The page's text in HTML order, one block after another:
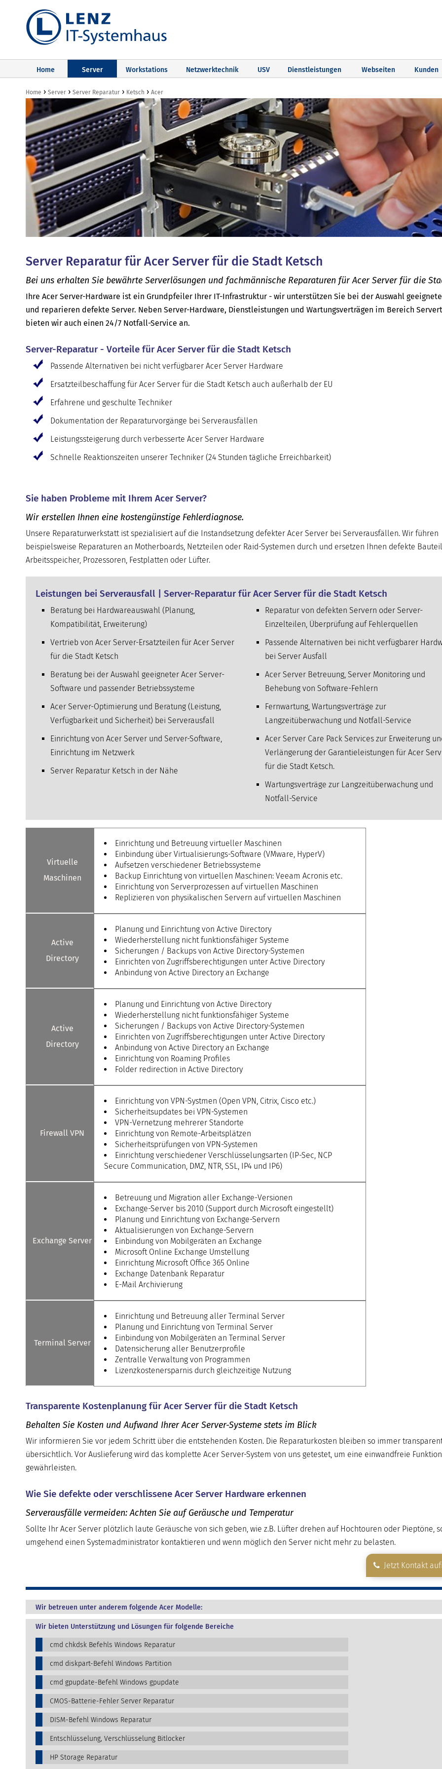
Home Server Workstations Netzwerktechnik USV Dienstleistungen Webseiten Kunden
Home › Server › Server Reparatur › Ketsch › Acer
Server Reparatur für Acer Server für die Stadt Ketsch
Bei uns erhalten Sie bewährte Serverlösungen und fachmännische Reparaturen für Acer Server für die
Ihre Acer Server-Hardware ist ein Grundpfeiler Ihrer IT-Infrastruktur - wir unterstützen Sie bei der Auswahl
und reparieren defekte Server. Neben Server-Hardware, Dienstleistungen und Wartungsverträgen im Bereich
bieten wir auch einen 24/7 Notfall-Service an.
Server-Reparatur - Vorteile für Acer Server für die Stadt Ketsch
Passende Alternativen bei nicht verfügbarer Acer Server Hardware
Ersatzteilbeschaffung für Acer Server für die Stadt Ketsch auch außerhalb der EU
Erfahrene und geschulte Techniker
Dokumentation der Reparaturvorgänge bei Serverausfällen
Leistungssteigerung durch verbesserte Acer Server Hardware
Schnelle Reaktionszeiten unserer Techniker (24 Stunden tägliche Erreichbarkeit)
Sie haben Probleme mit Ihrem Acer Server?
Wir erstellen Ihnen eine kostengünstige Fehlerdiagnose.
Unsere Reparaturwerkstatt ist spezialisiert auf die Instandsetzung defekter Acer Server bei Serverausfällen. Wir führen
beispielsweise Reparaturen an Motherboards, Netzteilen oder Raid-Systemen durch und ersetzen Ihnen defekte
Arbeitsspeicher, Prozessoren, Festplatten oder Lüfter.
Leistungen bei Serverausfall | Server-Reparatur für Acer Server für die Stadt Ketsch
Beratung bei Hardwareauswahl (Planung,
Kompatibilität, Erweiterung)
Vertrieb von Acer Server-Ersatzteilen für Acer Server
für die Stadt Ketsch
Beratung bei der Auswahl geeigneter Acer Server-
Software und passender Betriebssysteme
Acer Server-Optimierung und Beratung (Leistung,
Verfügbarkeit und Sicherheit) bei Serverausfall
Einrichtung von Acer Server und Server-Software,
Einrichtung im Netzwerk
Server Reparatur Ketsch in der Nähe
Reparatur von defekten Servern oder Server-
Einzelteilen, Überprüfung auf Fehlerquellen
Passende Alternativen bei nicht verfügbarer
bei Server Ausfall
Acer Server Betreuung, Server Monitoring und
Behebung von Software-Fehlern
Fernwartung, Wartungsverträge zur
Langzeitüberwachung und Notfall-Service
Acer Server Care Pack Services zur Erweiterung
Verlängerung der Garantieleistungen für Acer
für die Stadt Ketsch.
Wartungsverträge zur Langzeitüberwachung und
Notfall-Service
Virtuelle
Maschinen
Einrichtung und Betreuung virtueller Maschinen
Einbindung über Virtualisierungs-Software (VMware, HyperV)
Aufsetzen verschiedener Betriebssysteme
Backup Einrichtung von virtuellen Maschinen: Veeam Acronis etc.
Einrichtung von Serverprozessen auf virtuellen Maschinen
Replizieren von physikalischen Servern auf virtuellen Maschinen
Active
Directory
Planung und Einrichtung von Active Directory
Wiederherstellung nicht funktionsfähiger Systeme
Sicherungen / Backups von Active Directory-Systemen
Einrichten von Zugriffsberechtigungen unter Active Directory
Anbindung von Active Directory an Exchange
Active
Directory
Planung und Einrichtung von Active Directory
Wiederherstellung nicht funktionsfähiger Systeme
Sicherungen / Backups von Active Directory-Systemen
Einrichten von Zugriffsberechtigungen unter Active Directory
Anbindung von Active Directory an Exchange
Einrichtung von Roaming Profiles
Folder redirection in Active Directory
Firewall VPN
Einrichtung von VPN-Systmen (Open VPN, Citrix, Cisco etc.)
Sicherheitsupdates bei VPN-Systemen
VPN-Vernetzung mehrerer Standorte
Einrichtung von Remote-Arbeitsplätzen
Sicherheitsprüfungen von VPN-Systemen
Einrichtung verschiedener Verschlüsselungsarten (IP-Sec, NCP
Secure Communication, DMZ, NTR, SSL, IP4 und IP6)
Exchange Server
Betreuung und Migration aller Exchange-Versionen
Exchange-Server bis 2010 (Support durch Microsoft eingestellt)
Planung und Einrichtung von Exchange-Servern
Aktualisierungen von Exchange-Servern
Einbindung von Mobilgeräten an Exchange
Microsoft Online Exchange Umstellung
Einrichtung Microsoft Office 365 Online
Exchange Datenbank Reparatur
E-Mail Archivierung
Terminal Server
Einrichtung und Betreuung aller Terminal Server
Planung und Einrichtung von Terminal Server
Einbindung von Mobilgeräten an Terminal Server
Datensicherung aller Benutzerprofile
Zentralle Verwaltung von Programmen
Lizenzkostenersparnis durch gleichzeitige Nutzung
Transparente Kostenplanung für Acer Server für die Stadt Ketsch
Behalten Sie Kosten und Aufwand Ihrer Acer Server-Systeme stets im Blick
Wir informieren Sie vor jedem Schritt über die entstehenden Kosten. Die Reparaturkosten bleiben so immer
übersichtlich. Vor Auslieferung wird das komplette Acer Server-System von uns getestet, um eine einwandfreie
gewährleisten.
Wie Sie defekte oder verschlissene Acer Server Hardware erkennen
Serverausfälle vermeiden: Achten Sie auf Geräusche und Temperatur
Sollte Ihr Acer Server plötzlich laute Geräusche von sich geben, wie z.B. Lüfter drehen auf Hochtouren oder Pieptöne,
umgehend einen Systemadministrator kontaktieren und wenn möglich den Server nicht mehr zu belasten.
Jetzt Kontakt
Wir betreuen unter anderem folgende Acer Modelle:
Wir bieten Unterstützung und Lösungen für folgende Bereiche
cmd chkdsk Befehls Windows Reparatur
cmd diskpart-Befehl Windows Partition
cmd gpupdate-Befehl Windows gpupdate
CMOS-Batterie-Fehler Server Reparatur
DISM-Befehl Windows Reparatur
Entschlüsselung, Verschlüsselung Bitlocker
HP Storage Reparatur